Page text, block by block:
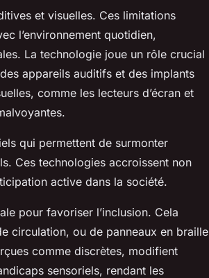
et visuelles. Ces limitations
l’environnement quotidien,
La technologie joue un rôle crucial
appareils auditifs et des implants
comme les lecteurs d’écran et
qui permettent de surmonter
Ces technologies accroissent non
active dans la société.
pour favoriser l’inclusion. Cela
circulation, ou de panneaux en braille
comme discrètes, modifient
sensoriels, rendant les